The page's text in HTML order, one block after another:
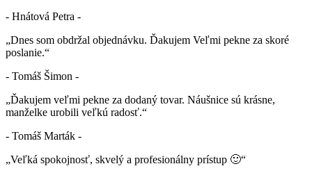
- Hnátová Petra -
„Dnes som obdržal objednávku. Ďakujem Veľmi pekne za skoré
poslanie.“
- Tomáš Šimon -
„Ďakujem veľmi pekne za dodaný tovar. Náušnice sú krásne,
manželke urobili veľkú radosť.“
- Tomáš Marták -
„Veľká spokojnosť, skvelý a profesionálny prístup 🙂“